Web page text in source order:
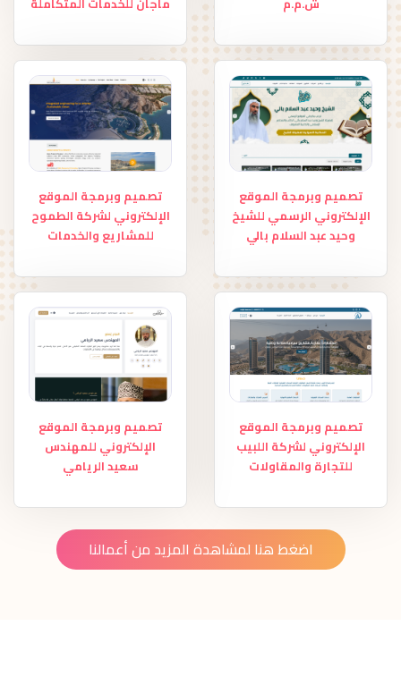
الإلكتروني الرسمي لشركة
أفضل الإنشاءات الدولية
ش.م.م
تصميم وبرمجة الموقع
الإلكتروني الرسمي لشركة
ماجان للخدمات المتكاملة
تصميم وبرمجة الموقع
الإلكتروني الرسمي للشيخ
وحيد عبد السلام بالي
تصميم وبرمجة الموقع
الإلكتروني لشركة الطموح
للمشاريع والخدمات
تصميم وبرمجة الموقع
الإلكتروني لشركة اللبيب
للتجارة والمقاولات
تصميم وبرمجة الموقع
الإلكتروني للمهندس
سعيد الريامي